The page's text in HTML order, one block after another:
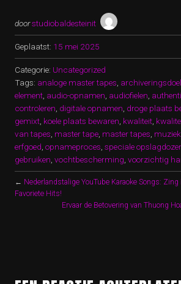
doorstudiobaldesteinit
Geplaatst: 15 mei 2025
Categorie: Uncategorized
Tags: analoge master tapes
element audio-opnamen audiofielen
controleren digitale opnamen droge plaats
gemixt koele plaats bewaren kwaliteit
van tapes master tape master tapes
erfgoed opnameproces speciale
gebruiken vochtbescherming voorzichtig
← Nederlandstalige YouTube Karaoke Songs:
Favoriete Hits!
Ervaar de Betovering van Thuong